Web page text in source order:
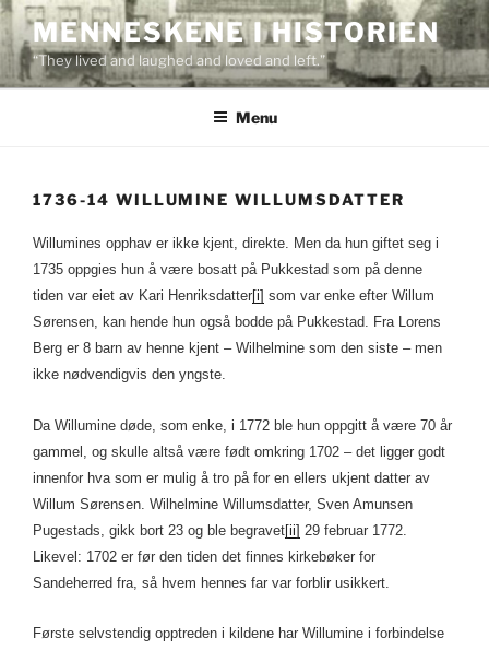
Skip
to
content
MENNESKENE I HISTORIEN
“They lived and laughed and loved and left.”
Menu
1736-14 WILLUMINE WILLUMSDATTER
Willumines opphav er ikke kjent, direkte. Men da hun giftet seg i
1735 oppgies hun å være bosatt på Pukkestad som på denne
tiden var eiet av Kari Henriksdatter[i] som var enke efter Willum
Sørensen, kan hende hun også bodde på Pukkestad. Fra Lorens
Berg er 8 barn av henne kjent – Wilhelmine som den siste – men
ikke nødvendigvis den yngste.
Da Willumine døde, som enke, i 1772 ble hun oppgitt å være 70 år
gammel, og skulle altså være født omkring 1702 – det ligger godt
innenfor hva som er mulig å tro på for en ellers ukjent datter av
Willum Sørensen. Wilhelmine Willumsdatter, Sven Amunsen
Pugestads, gikk bort 23 og ble begravet[ii] 29 februar 1772.
Likevel: 1702 er før den tiden det finnes kirkebøker for
Sandeherred fra, så hvem hennes far var forblir usikkert.
Første selvstendig opptreden i kildene har Willumine i forbindelse